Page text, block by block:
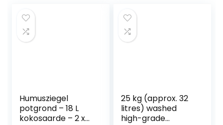
Humusziegel
potgrond – 18 L
kokosaarde – 2 x
25 kg (approx. 32
litres) washed
high-grade